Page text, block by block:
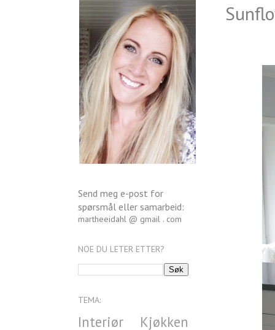
Send meg e-post for
spørsmål eller samarbeid:
martheeidahl @ gmail . com
NOE DU LETER ETTER?
TEMA:
Interiør
Kjøkken